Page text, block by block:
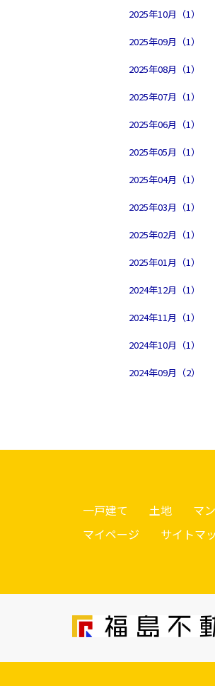
2025年10月（1）
2025年09月（1）
2025年08月（1）
2025年07月（1）
2025年06月（1）
2025年05月（1）
2025年04月（1）
2025年03月（1）
2025年02月（1）
2025年01月（1）
2024年12月（1）
2024年11月（1）
2024年10月（1）
2024年09月（2）
一戸建て 土地 マ
マイページ
サイトマ